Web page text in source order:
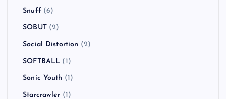
Snuff (6)
SOBUT(2)
Social Distortion (2)
SOFTBALL (1)
Sonic Youth (1)
Starcrawler (1)